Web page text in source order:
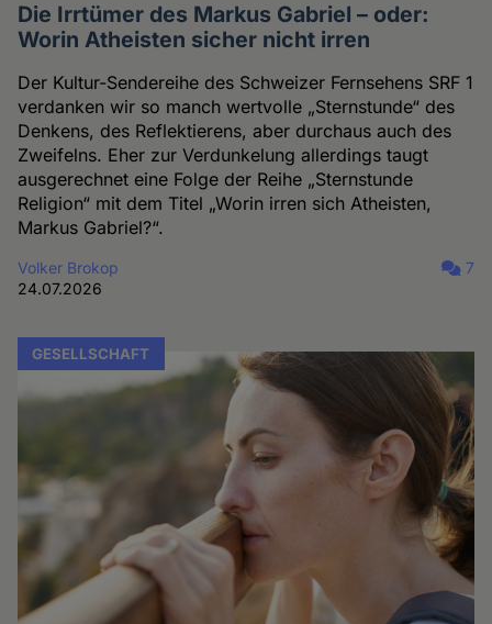
Die Irrtümer des Markus Gabriel – oder:
Worin Atheisten sicher nicht irren
Der Kultur-Sendereihe des Schweizer Fernsehens SRF 1
verdanken wir so manch wertvolle „Sternstunde“ des
Denkens, des Reflektierens, aber durchaus auch des
Zweifelns. Eher zur Verdunkelung allerdings taugt
ausgerechnet eine Folge der Reihe „Sternstunde
Religion“ mit dem Titel „Worin irren sich Atheisten,
Markus Gabriel?“.
Volker Brokop
24.07.2026
7
GESELLSCHAFT